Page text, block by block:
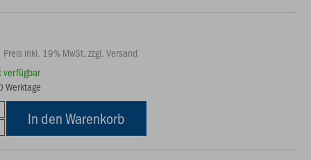
Preis inkl. 19% MwSt. zzgl. Versand
verfügbar
Werktage
In den Warenkorb